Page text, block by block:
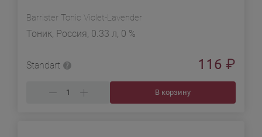
Barrister Tonic Violet-Lavender
Тоник, Россия, 0.33 л, 0 %
Standart 116 ₽
В корзину